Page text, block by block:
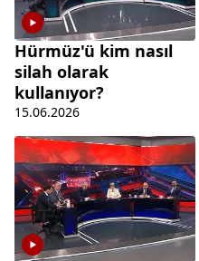
Hürmüz'ü kim nasıl
silah olarak
kullanıyor?
15.06.2026